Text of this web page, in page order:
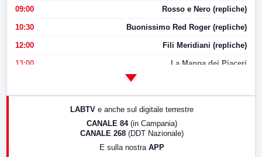
09:00 Rosso e Nero (repliche)
10:30 Buonissimo Red Roger (repliche)
12:00 Fili Meridiani (repliche)
13:00 La Mappa dei Piaceri
17:00 LabNews (replica)
LABTV e anche sul digitale terrestre
CANALE 84 (in Campania)
CANALE 268 (DDT Nazionale)
E sulla nostra APP